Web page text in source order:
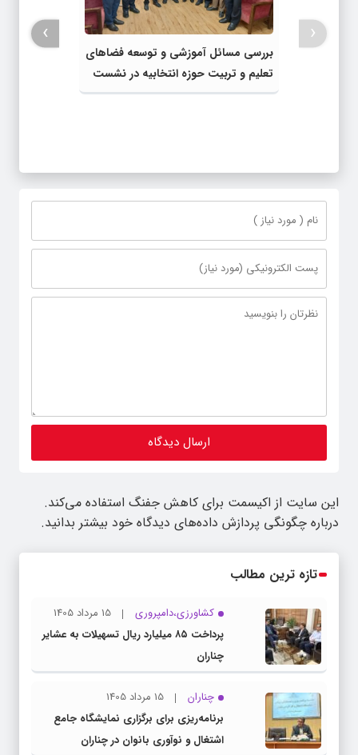
بررسی مسائل آموزشی و توسعه فضاهای
تعلیم و تربیت حوزه انتخابیه در نشست
مشترک عضو کمیسیون آموزش مجلس با
‹
›
این سایت از اکیسمت برای کاهش جفنگ استفاده می‌کند.
درباره چگونگی پردازش داده‌های دیدگاه خود بیشتر بدانید.
تازه ترین مطالب
کشاورزی،دامپروری
15 مرداد 1405
پرداخت ۸۵ میلیارد ریال تسهیلات به عشایر
چناران
چناران
15 مرداد 1405
برنامه‌ریزی برای برگزاری نمایشگاه جامع
اشتغال و نوآوری بانوان در چناران